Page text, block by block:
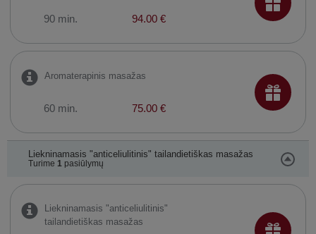
90 min. 94.00 €
Aromaterapinis masažas
60 min. 75.00 €
Liekninamasis "anticeliulitinis" tailandietiškas masažas
Turime 1pasiūlymų
Liekninamasis "anticeliulitinis"
tailandietiškas masažas